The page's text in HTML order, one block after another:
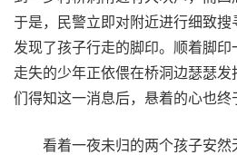
于是，民警立即对附近进行细致
发现了孩子行走的脚印。顺着脚
走失的少年正依偎在桥洞边瑟瑟
们得知这一消息后，悬着的心也终
看着一夜未归的两个孩子安